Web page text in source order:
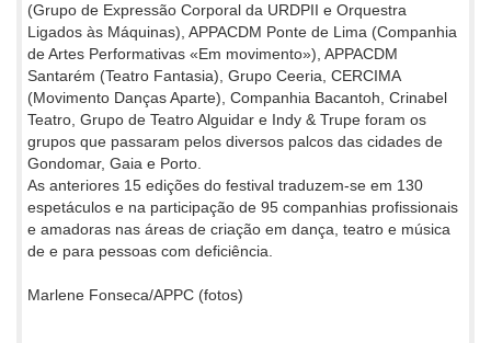
(Grupo de Expressão Corporal da URDPII e Orquestra
Ligados às Máquinas), APPACDM Ponte de Lima (Companhia
de Artes Performativas «Em movimento»), APPACDM
Santarém (Teatro Fantasia), Grupo Ceeria, CERCIMA
(Movimento Danças Aparte), Companhia Bacantoh, Crinabel
Teatro, Grupo de Teatro Alguidar e Indy & Trupe foram os
grupos que passaram pelos diversos palcos das cidades de
Gondomar, Gaia e Porto.
As anteriores 15 edições do festival traduzem-se em 130
espetáculos e na participação de 95 companhias profissionais
e amadoras nas áreas de criação em dança, teatro e música
de e para pessoas com deficiência.
Marlene Fonseca/APPC (fotos)